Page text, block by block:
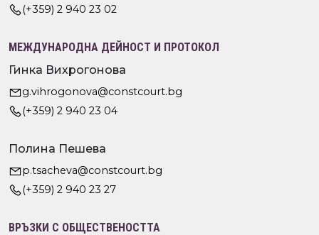
(+359) 2 940 23 02
МЕЖДУНАРОДНА ДЕЙНОСТ И ПРОТОКОЛ
Гинка Вихрогонова
g.vihrogonova@constcourt.bg
(+359) 2 940 23 04
Полина Пешева
p.tsacheva@constcourt.bg
(+359) 2 940 23 27
ВРЪЗКИ С ОБЩЕСТВЕНОСТТА